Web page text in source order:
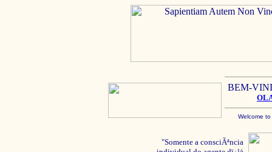
BEM-
Welcome
"Somente a consciÃªncia